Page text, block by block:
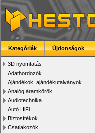
Kategóriák Újdonságok
3D nyomtatás
Adathordozók
Ajándékok, ajándékutalványok
Analóg áramkörök
Audiotechnika
Autó HiFi
Biztosítékok
Csatlakozók